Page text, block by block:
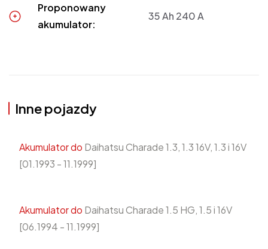
Proponowany
akumulator:
35 Ah 240 A
Inne pojazdy
Akumulator do Daihatsu Charade 1.3, 1.3 16V, 1.3 i 16V
[01.1993 - 11.1999]
Akumulator do Daihatsu Charade 1.5 HG, 1.5 i 16V
[06.1994 - 11.1999]